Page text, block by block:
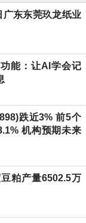
东东莞玖龙纸业
能：让AI学会记
跌近3% 前5个
机构预期未来
粕产量6502.5万